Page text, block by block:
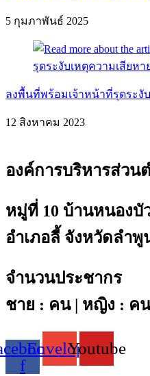
5 กุมภาพันธ์ 2025
ลงพื้นที่พร้อมเจ้าหน้าที่รุดระงั
12 สิงหาคม 2023
องค์การบริหารส่วน
หมู่ที่ 10 บ้านหนอง
อำเภอลี้ จังหวัดลำพู
จำนวนประชากร
ชาย : คน | หญิง : คน
f
EnvelopeYoutube